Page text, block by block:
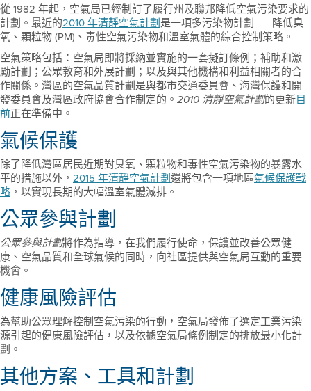
從 1982 年起，空氣局已經制訂了履行州及聯邦降低空氣污染要求的
計劃。最近的2010 年清靜空氣計劃是一項多污染物計劃——降低臭
氧、顆粒物 (PM)、毒性空氣污染物和溫室氣體的綜合控制策略。
空氣策略包括：空氣局即將採納並實施的一套擬訂條例；補助和激
勵計劃；公眾教育和外展計劃；以及與其他機構和利益相關者的合
作關係。灣區的空氣品質計劃是與都市交通委員會、海灣保護和開
發委員會及灣區政府協會合作制定的。 2010 清靜空氣計劃的更新目
前正在準備中。
氣候保護
除了降低灣區居民近期對臭氧、顆粒物和毒性空氣污染物的暴露水
平的措施以外， 2015 年清靜空氣計劃還將包含一項地區氣候保護戰
略 ，以實現長期的大幅溫室氣體減排。
公眾參與計劃
公眾參與計劃將作為指導，在我們履行使命，保護並改善公眾健
康、空氣品質和全球氣候的同時，向社區提供與空氣局互動的重要
機會。
健康風險評估
為幫助公眾理解控制空氣污染的行動，空氣局發佈了選定工業污染
源引起的健康風險評估，以及依據空氣局條例制定的排放最小化計
劃。
其他方案、工具和計劃